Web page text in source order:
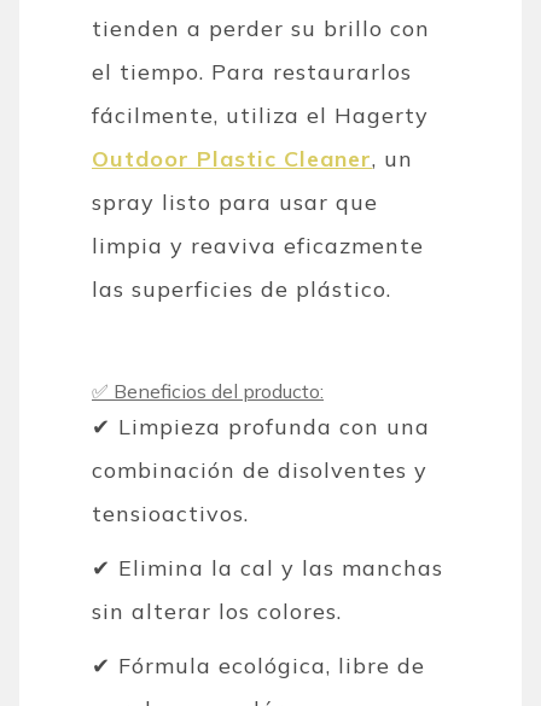
tienden a perder su brillo con
el tiempo. Para restaurarlos
fácilmente, utiliza el Hagerty
Outdoor Plastic Cleaner, un
spray listo para usar que
limpia y reaviva eficazmente
las superficies de plástico.
✅ Beneficios del producto:
✔ Limpieza profunda con una
combinación de disolventes y
tensioactivos.
✔ Elimina la cal y las manchas
sin alterar los colores.
✔ Fórmula ecológica, libre de